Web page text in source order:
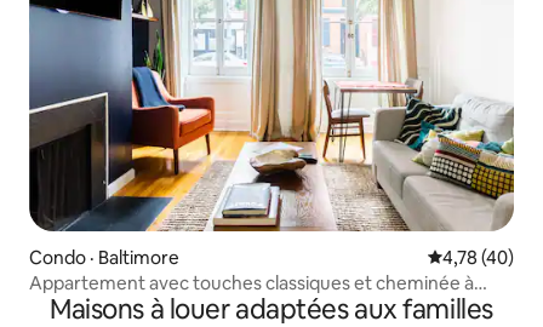
Condo · Baltimore Note
4,78 (40)
Appartement avec touches classiques et cheminée à
Mount Vernon
Maisons à louer adaptées aux familles